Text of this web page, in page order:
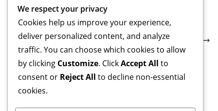
Nabil Bentaleb: Biografie, Kindheitserfahrungen,
familiäre Unterstützung
Adlene Guedioura: Internationale Teambeiträge,
Schlüssel-Leistungen, Turniererfolge
We respect your privacy
Cookies help us improve your experience,
deliver personalized content, and analyze
traffic. You can choose which cookies to allow
by clicking Customize. ClickAccept All to
consent or Reject All to decline non-essential
cookies.